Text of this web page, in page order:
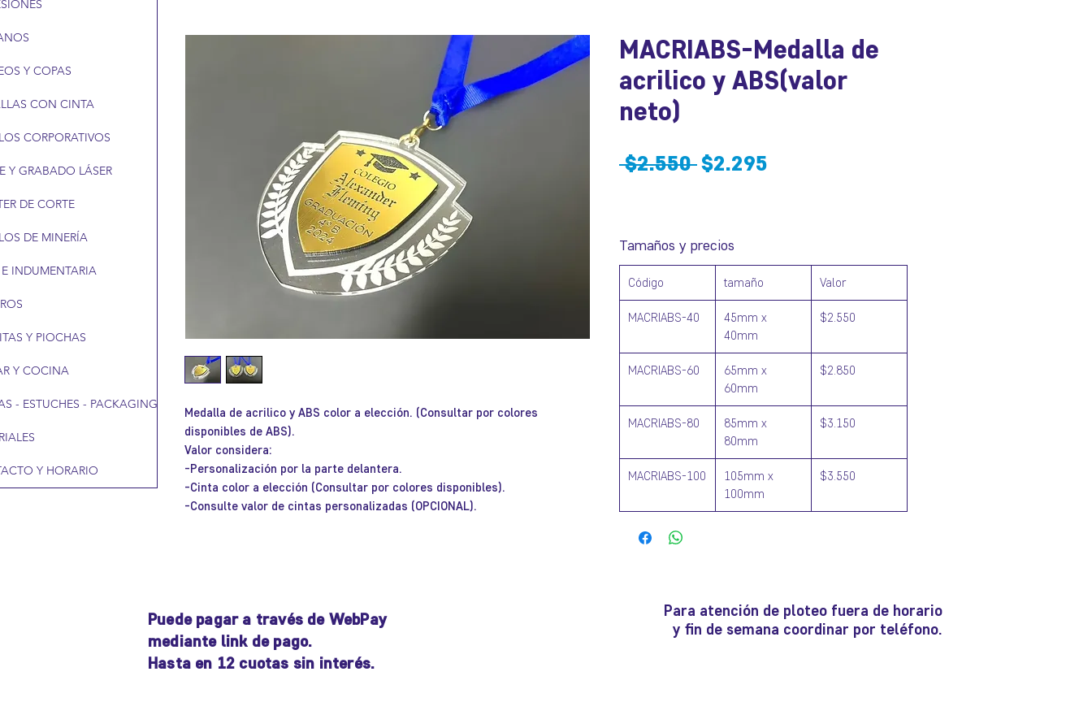
Medalla de acrilico y ABS color a elección. (Consultar por colores
disponibles de ABS).
Valor considera:
-Personalización por la parte delantera.
-Cinta color a elección (Consultar por colores disponibles).
-Consulte valor de cintas personalizadas (OPCIONAL).
MACRIABS-Medalla de
acrilico y ABS(valor
neto)
$2.550 Precio
$2.295
Tamaños y precios
Código tamaño Valor
MACRIABS-40
45mm x
40mm
$2.550
MACRIABS-60
65mm x
60mm
$2.850
MACRIABS-80
85mm x
80mm
$3.150
MACRIABS-100
105mm x
100mm
$3.550
Y COPAS
CON CINTA
CORPORATIVOS
Y GRABADO LÁSER
DE CORTE
DE MINERÍA
INDUMENTARIA
Y PIOCHAS
Y COCINA
- ESTUCHES - PACKAGING
Y HORARIO
Puede pagar a través de WebPay
mediante link de pago.
Hasta en 12 cuotas sin interés.
Para atención de ploteo fuera de horario
y fin de semana coordinar por teléfono.